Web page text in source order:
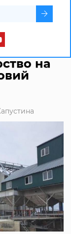
на